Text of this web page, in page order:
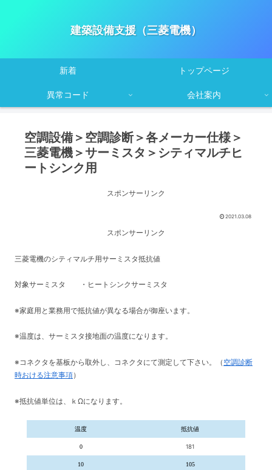
建築設備支援（三菱電機）
新着 トップページ
異常コード 会社案内
空調設備＞空調診断＞各メーカー仕様＞
三菱電機＞サーミスタ＞シティマルチヒ
ートシンク用
スポンサーリンク
2021.03.08
スポンサーリンク
三菱電機のシティマルチ用サーミスタ抵抗値
対象サーミスタ ・ヒートシンクサーミスタ
※家庭用と業務用で抵抗値が異なる場合が御座います。
※温度は、サーミスタ接地面の温度になります。
※コネクタを基板から取外し、コネクタにて測定して下さい。（ 空調診断
時おける注意事項）
※抵抗値単位は、ｋΩになります。
温度 抵抗値
0 181
10 105